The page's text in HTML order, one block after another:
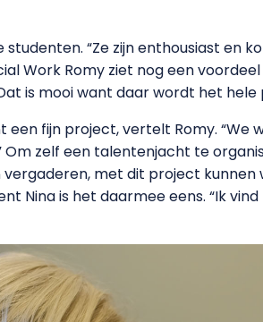
“Ze zijn enthousiast en
Work Romy ziet nog een
is mooi want daar wordt het
fijn project, vertelt Romy. “We
Om zelf een talentenjacht te
met dit project kunnen
Nina is het daarmee eens. “Ik